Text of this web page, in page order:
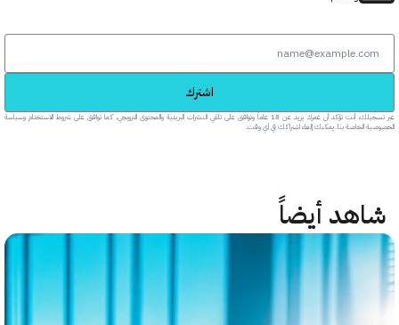
عبر تسجيلك، أنت تؤكد أن عمرك يزيد عن 18 عاماً وتوافق على تلقي النشرات البريدية والمحتوى الترويجي، كما توافق على شروط الاستخدام وسياسة
بنا. يمكنك إلغاء اشتراكك في أي وقت.
أيضاً